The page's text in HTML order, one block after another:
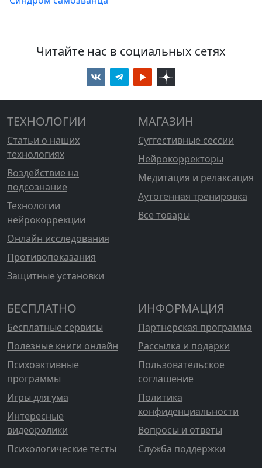
Читайте нас в социальных сетях
ТЕХНОЛОГИИ
Статьи о наших
технологиях
Воздействие на
подсознание
Технологии
нейрокоррекции
Онлайн исследования
Противопоказания
Защитные установки
МАГАЗИН
Суггестивные сессии
Нейрокорректоры
Медитация и релаксация
Аутогенная тренировка
Все товары
БЕСПЛАТНО
Бесплатные сервисы
Полезные книги онлайн
Психоактивные
программы
Игры для ума
Интересные
видеоролики
Психологические тесты
ИНФОРМАЦИЯ
Партнерская программа
Рассылка и подарки
Пользовательское
соглашение
Политика
конфиденциальности
Вопросы и ответы
Служба поддержки